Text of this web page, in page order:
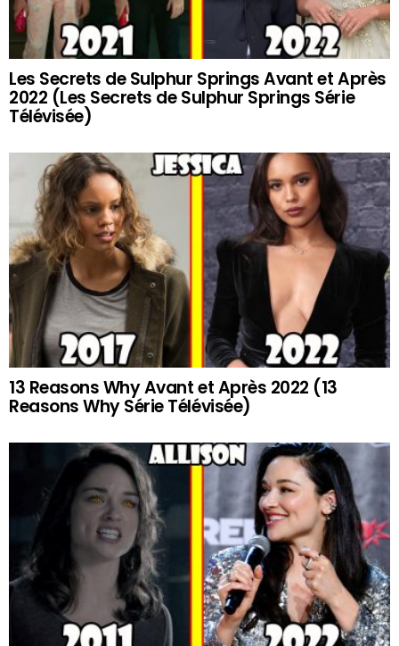
Les Secrets de Sulphur Springs Avant et Après
2022 (Les Secrets de Sulphur Springs Série
Télévisée)
13 Reasons Why Avant et Après 2022 (13
Reasons Why Série Télévisée)